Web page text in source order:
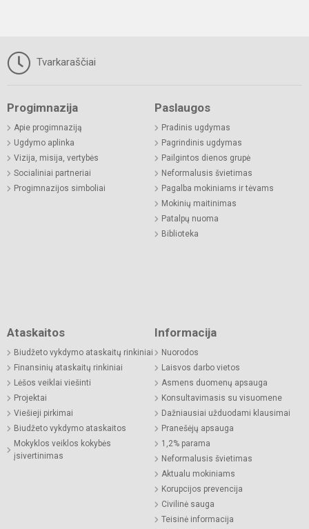
Tvarkaraščiai
Progimnazija
Apie progimnaziją
Ugdymo aplinka
Vizija, misija, vertybės
Socialiniai partneriai
Progimnazijos simboliai
Paslaugos
Pradinis ugdymas
Pagrindinis ugdymas
Pailgintos dienos grupė
Neformalusis švietimas
Pagalba mokiniams ir tėvams
Mokinių maitinimas
Patalpų nuoma
Biblioteka
Ataskaitos
Biudžeto vykdymo ataskaitų rinkiniai
Finansinių ataskaitų rinkiniai
Lėšos veiklai viešinti
Projektai
Viešieji pirkimai
Biudžeto vykdymo ataskaitos
Mokyklos veiklos kokybės
įsivertinimas
Informacija
Nuorodos
Laisvos darbo vietos
Asmens duomenų apsauga
Konsultavimasis su visuomene
Dažniausiai užduodami klausimai
Pranešėjų apsauga
1,2% parama
Neformalusis švietimas
Aktualu mokiniams
Korupcijos prevencija
Civilinė sauga
Teisinė informacija